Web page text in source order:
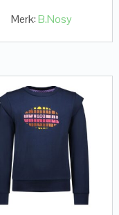
Merk:B.Nosy